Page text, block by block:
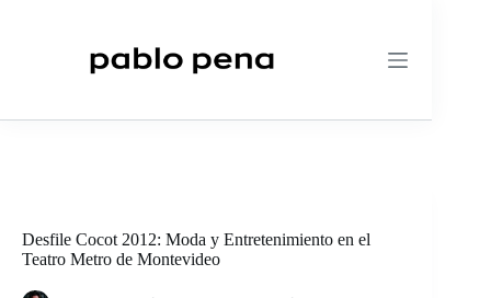
Desfile Cocot 2012: Moda y Entretenimiento en el
Teatro Metro de Montevideo